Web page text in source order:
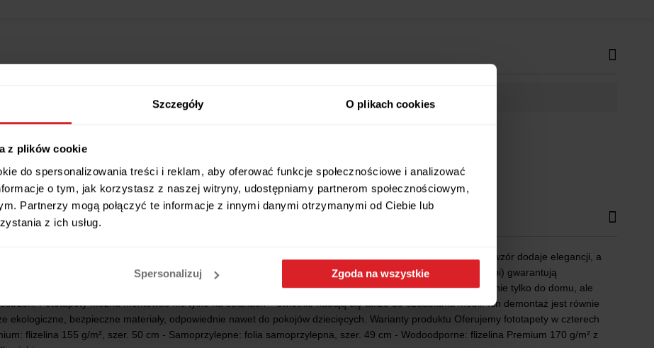
Szczegóły O plikach cookies
z plików cookie
do spersonalizowania treści i reklam, aby oferować funkcje społecznościowe i analizować
o tym, jak korzystasz z naszej witryny, udostępniamy partnerom społecznościowym,
Partnerzy mogą połączyć te informacje z innymi danymi otrzymanymi od Ciebie lub
z ich usług.
Spersonalizuj Zgoda na wszystkie
Wszystkie wymiary i cechy produktu
bez remontu. Fototapeta pozwala odświeżyć sypialnię, salon czy pokój dziecka. Odpowiednio dobrany wzór dodaje elegancji, a
maskują też niedoskonałości ścian, np. plamy. Fototapety drukowane w technologii cyfrowej (do 600 dpi) gwarantują
UV, dzięki czemu nie blakną nawet przy długotrwałej ekspozycji na światło. To rozwiązanie idealne nie tylko do domu, ale
Fototapety można montować nie tylko na ścianach – świetnie nadają się także do ozdabiania mebli. Ich demontaż jest równie
ekologiczne, bezpieczne materiały, odpowiednie nawet do pokojów dziecięcych. Warianty produktu Oferujemy fototapety w czterech
flizelina 155 g/m², szer. 50 cm - Samoprzylepne: folia samoprzylepna, szer. 49 cm - Wodoodporne: flizelina Premium 170 g/m² z